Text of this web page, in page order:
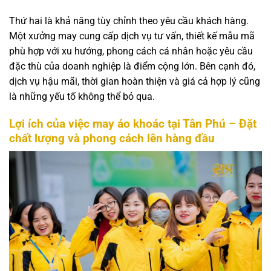
Thứ hai là khả năng tùy chỉnh theo yêu cầu khách hàng.
Một xưởng may cung cấp dịch vụ tư vấn, thiết kế mẫu mã
phù hợp với xu hướng, phong cách cá nhân hoặc yêu cầu
đặc thù của doanh nghiệp là điểm cộng lớn. Bên cạnh đó,
dịch vụ hậu mãi, thời gian hoàn thiện và giá cả hợp lý cũng
là những yếu tố không thể bỏ qua.
Lợi ích của việc may áo khoác tại Tân Phú – Đặt
chất lượng và phong cách lên hàng đầu